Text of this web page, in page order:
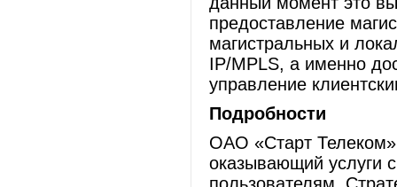
предоставление
магистральных и
IP/MPLS, а именно
управление
Подробности
ОАО «Старт
оказывающий услуги